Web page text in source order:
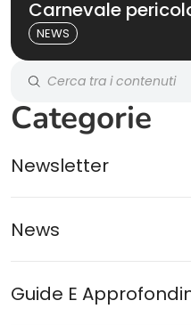
Carnevale
NEWS
Categorie
Newsletter
News
Guide E